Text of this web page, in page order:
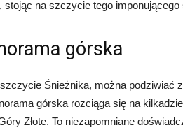
stojąc na szczycie tego
górska
Śnieżnika, można podziwiać
górska rozciąga się na
Złote. To niezapomniane